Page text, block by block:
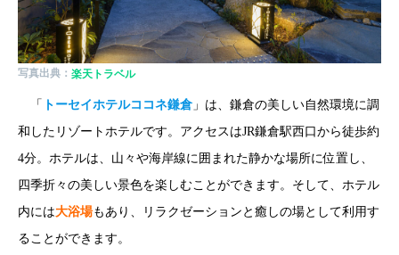
写真出典： 楽天トラベル
「 トーセイホテルココネ鎌倉 」は、鎌倉の美しい自然環境に調
和したリゾートホテルです。アクセスはJR鎌倉駅西口から徒歩約
4分。ホテルは、山々や海岸線に囲まれた静かな場所に位置し、
四季折々の美しい景色を楽しむことができます。そして、ホテル
内には大浴場もあり、リラクゼーションと癒しの場として利用す
ることができます。